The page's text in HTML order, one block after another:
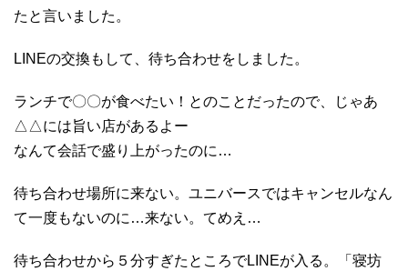
たと言いました。
LINEの交換もして、待ち合わせをしました。
ランチで〇〇が食べたい！とのことだったので、じゃあ
△△には旨い店があるよー
なんて会話で盛り上がったのに…
待ち合わせ場所に来ない。ユニバースではキャンセルなん
て一度もないのに…来ない。てめえ…
待ち合わせから５分すぎたところでLINEが入る。「寝坊